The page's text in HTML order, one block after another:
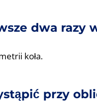
dwa razy
koła.
przy